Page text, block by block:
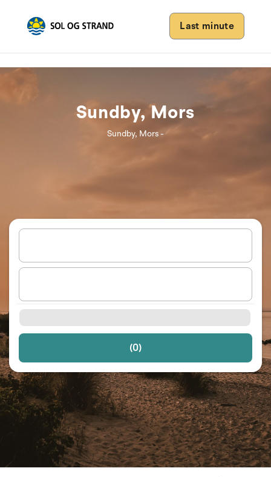
Last minute
(0)
Sundby, Mors
Sundby, Mors -